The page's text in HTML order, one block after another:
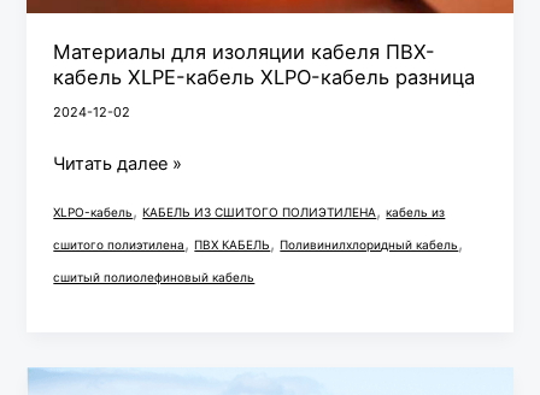
Материалы для изоляции кабеля ПВХ-
кабель XLPE-кабель XLPO-кабель разница
2024-12-02
Читать далее »
XLPO-кабель,КАБЕЛЬ ИЗ СШИТОГО ПОЛИЭТИЛЕНА,кабель из
сшитого полиэтилена,ПВХ КАБЕЛЬ,Поливинилхлоридный кабель,
сшитый полиолефиновый кабель
Экономика